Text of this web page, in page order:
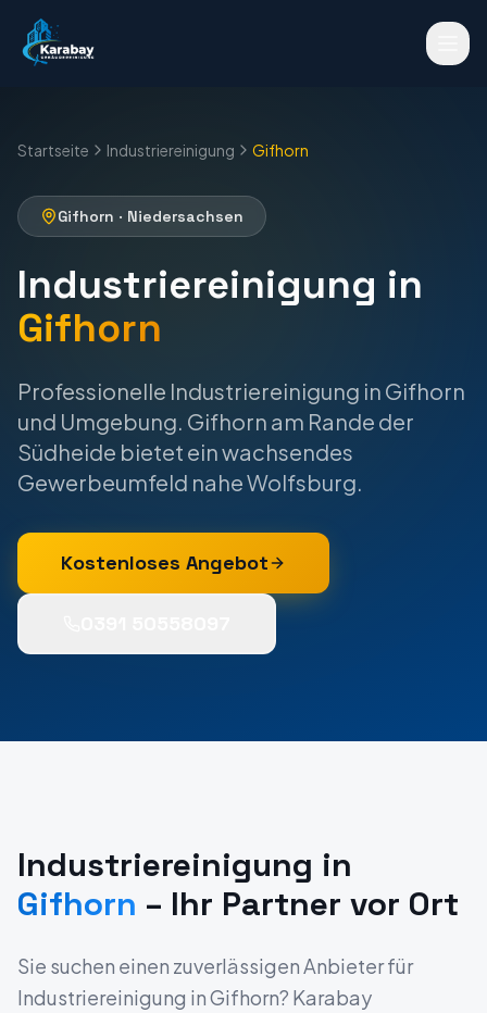
Startseite Industriereinigung Gifhorn
Gifhorn · Niedersachsen
Industriereinigung in
Gifhorn
Professionelle Industriereinigung in Gifhorn
und Umgebung. Gifhorn am Rande der
Südheide bietet ein wachsendes
Gewerbeumfeld nahe Wolfsburg.
Kostenloses Angebot
Industriereinigung in
Gifhorn – Ihr Partner vor Ort
Sie suchen einen zuverlässigen Anbieter für
Industriereinigung inGifhorn? Karabay